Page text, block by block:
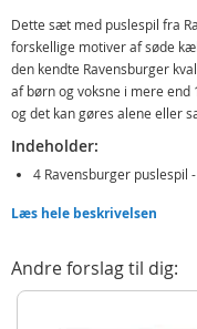
Dette sæt med puslespil fra
forskellige motiver af søde
den kendte Ravensburger
af børn og voksne i mere end
og det kan gøres alene eller
Indeholder:
4 Ravensburger puslespil
Detaljer:
Motiv: Kæledyr
Læs hele beskrivelsen
Andre forslag til dig: